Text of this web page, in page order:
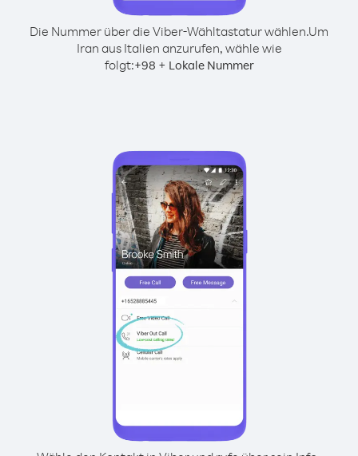
Die Nummer über die Viber-Wähltastatur wählen.Um
Iran aus Italien anzurufen, wähle wie
folgt:+98 + Lokale Nummer